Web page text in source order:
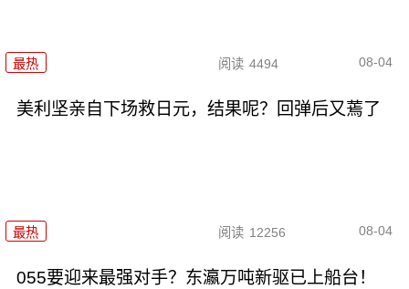
最热 阅读 4494 08-04
美利坚亲自下场救日元，结果呢？回弹后又蔫了
最热 阅读 12256 08-04
055要迎来最强对手？东瀛万吨新驱已上船台！